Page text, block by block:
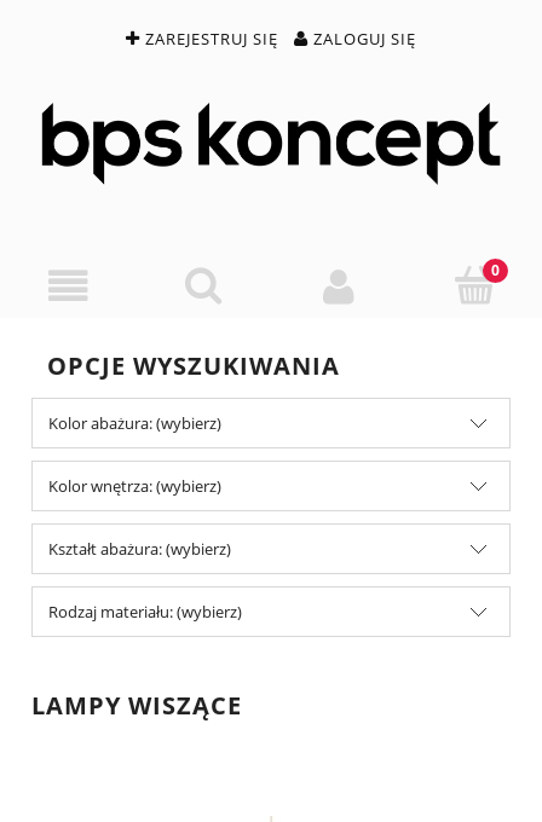
ZAREJESTRUJ SIĘ ZALOGUJ SIĘ
OPCJE WYSZUKIWANIA
Kolor abażura: (wybierz)
Kolor wnętrza: (wybierz)
Kształt abażura: (wybierz)
Rodzaj materiału: (wybierz)
LAMPY WISZĄCE